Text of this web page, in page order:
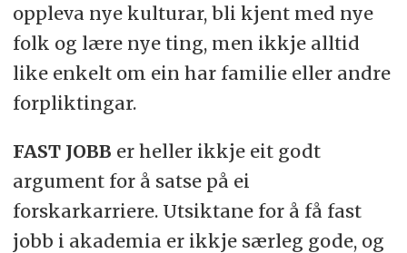
oppleva nye kulturar, bli kjent med nye
folk og lære nye ting, men ikkje alltid
like enkelt om ein har familie eller andre
forpliktingar.
FAST JOBB er heller ikkje eit godt
argument for å satse på ei
forskarkarriere. Utsiktane for å få fast
jobb i akademia er ikkje særleg gode, og